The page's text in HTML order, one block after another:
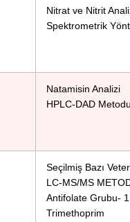
Nitrat ve Nitrit
Spektrometrik
Natamisin Analizi
HPLC-DAD
Seçilmiş Bazı
LC-MS/MS
Antifolate Grubu-
Trimethoprim